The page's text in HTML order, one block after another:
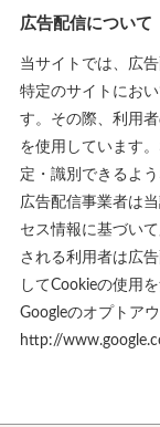
広告配信について
当サイトでは、広
特定のサイトにお
す。その際、利用
を使用しています
定・識別できるよ
広告配信事業者は
セス情報に基づい
される利用者は広
してCookieの使用
Googleのオプトア
http://